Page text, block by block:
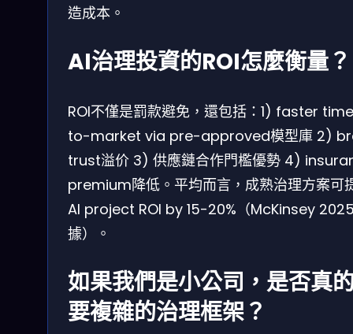
造成本。
AI治理投資的ROI怎麼衡量？
ROI不僅是罰款避免，還包括：1) faster
to-market via pre-approved模型庫 2)
trust溢价 3) 供應鏈合作門檻優勢 4)
premium降低。平均而言，成熟治理方案可
AI project ROI by 15-20%（McKinsey
據）。
如果我們是小公司，是否真
要複雜的治理框架？